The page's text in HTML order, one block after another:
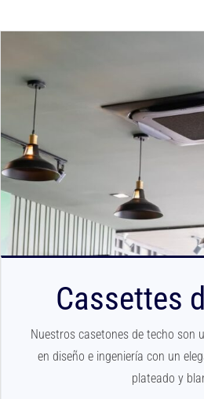
Cassettes
Nuestros casetones de techo son
en diseño e ingeniería con un
plateado y